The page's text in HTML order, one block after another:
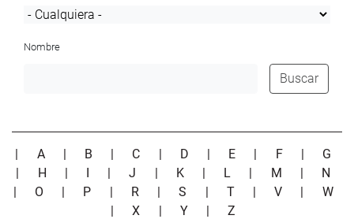
Nombre
Buscar
| A | B | C | D | E | F | G
| H | I |J | K | L | M | N
| O | P | R |S | T |V | W
|X | Y |Z